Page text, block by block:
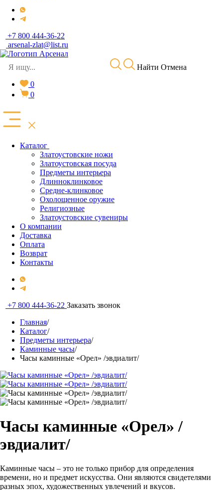
+7 800 444-36-22
arsenal-zlat@list.ru
Найти Отмена
0
0
Каталог
Златоустовские ножи
Златоустовская посуда
Предметы интерьера
Длинноклинковое
Средне-клинковое
Охолощенное оружие
Религиозные
Златоустовские сувениры
О компании
Доставка
Оплата
Возврат
Контакты
+7 800 444-36-22 Заказать звонок
Главная/
Каталог/
Предметы интерьера/
Каминные часы/
Часы каминные «Орел» /эвдиалит/
Часы каминные «Орел» /
эвдиалит/
Каминные часы – это не только прибор для определения
времени, но и предмет искусства. Они являются свидетелями
разных эпох, художественных увлечений и вкусов.